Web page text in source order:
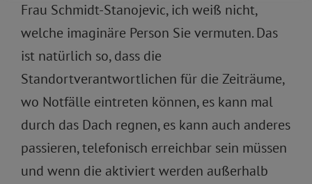
Frau Schmidt-Stanojevic, ich weiß nicht,
welche imaginäre Person Sie vermuten. Das
ist natürlich so, dass die
Standortverantwortlichen für die Zeiträume,
wo Notfälle eintreten können, es kann mal
durch das Dach regnen, es kann auch anderes
passieren, telefonisch erreichbar sein müssen
und wenn die aktiviert werden außerhalb